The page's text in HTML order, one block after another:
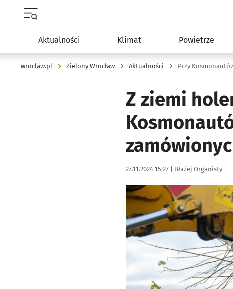
Aktualności Klimat Powietrze
wroclaw.pl Zielony Wrocław Aktualności Przy
Z ziemi
Data publikacji:
27.11.2024 15:27 | Autor:
Błażej Organisty
Kliknij, aby zobaczyć galerię